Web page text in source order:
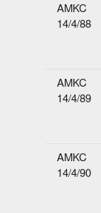
AMKC
14/4/88
AMKC
14/4/89
AMKC
14/4/90